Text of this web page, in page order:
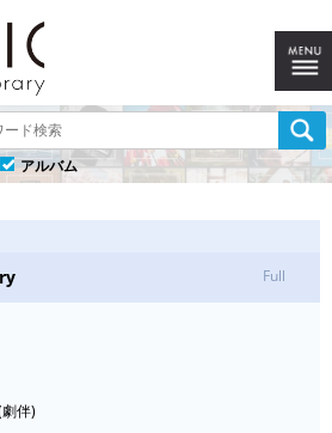
アルバム
Full
劇伴)